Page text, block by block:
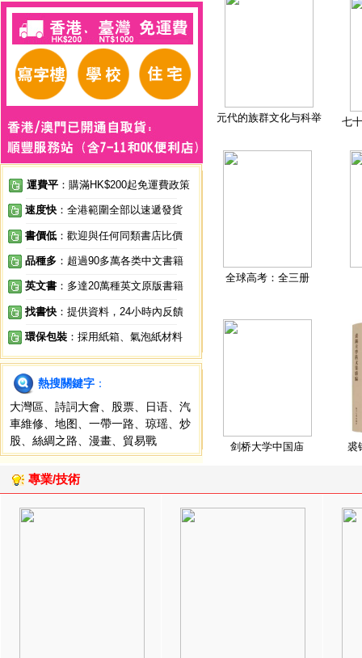
運費平 ：購滿HK$200起免運費政策
速度快 ：全港範圍全部以速遞發貨
書價低 ：歡迎與任何同類書店比價
品種多 ：超過90多萬各类中文書籍
英文書 ：多達20萬種英文原版書籍
找書快 ：提供資料，24小時內反饋
環保包裝 ：採用紙箱、氣泡紙材料
熱搜關鍵字 ：
大灣區
詩詞大會 股票 日语
汽
車維修
地图 一帶一路 琼瑶
炒
股
絲綢之路 漫畫 貿易戰
元代的族群文化与科举 七
全球高考：全三册
剑桥大学中国庙 裘
專業/技術